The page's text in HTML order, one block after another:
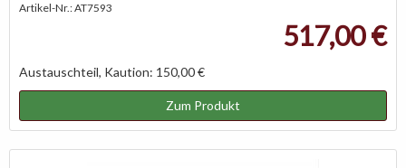
Artikel-Nr.: AT7593
517,00 €
Austauschteil, Kaution: 150,00 €
Zum Produkt